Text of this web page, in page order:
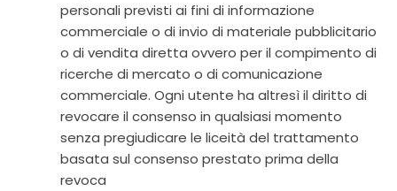
personali previsti ai fini di informazione
commerciale o di invio di materiale pubblicitario
o di vendita diretta ovvero per il compimento di
ricerche di mercato o di comunicazione
commerciale. Ogni utente ha altresì il diritto di
revocare il consenso in qualsiasi momento
senza pregiudicare le liceità del trattamento
basata sul consenso prestato prima della
revoca